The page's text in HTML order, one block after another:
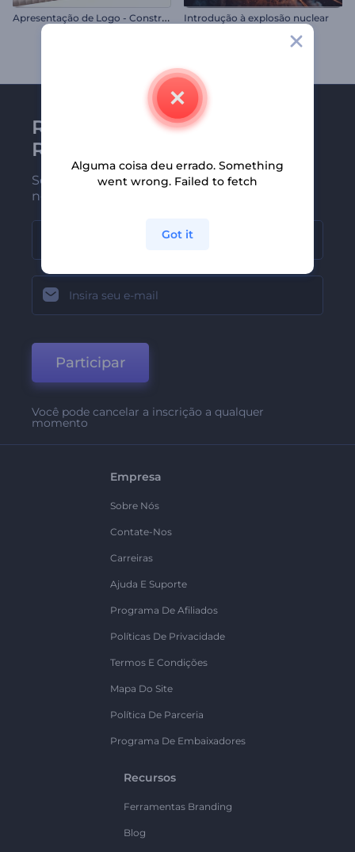
A
presentação de Logo - Construção Introdução à explosão nuclear
Receba a newsletter da
Renderforest
Seja um dos primeiros a receber
nossas últimas novidades e ofertas
Participar
Você pode cancelar a inscrição a qualquer
momento
Empresa
Sobre Nós
Contate-Nos
Carreiras
Ajuda E Suporte
Programa De Afiliados
Políticas De Privacidade
Termos E Condições
Mapa Do Site
Política De Parceria
Programa De Embaixadores
Recursos
Ferramentas Branding
Blog
Alguma coisa deu errado. Something
went wrong. Failed to fetch
Got it